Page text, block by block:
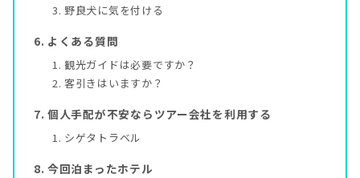
野良犬に気を付ける
よくある質問
観光ガイドは必要ですか？
客引きはいますか？
個人手配が不安ならツアー会社を利用する
シゲタトラベル
今回泊まったホテル